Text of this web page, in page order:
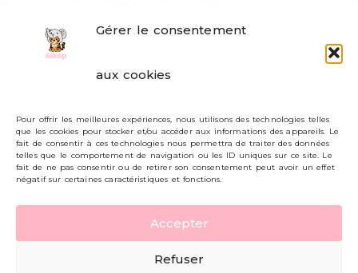
Gérer le consentement
aux cookies
Pour offrir les meilleures expériences, nous utilisons des technologies telles
que les cookies pour stocker et/ou accéder aux informations des appareils. Le
fait de consentir à ces technologies nous permettra de traiter des données
telles que le comportement de navigation ou les ID uniques sur ce site. Le
fait de ne pas consentir ou de retirer son consentement peut avoir un effet
négatif sur certaines caractéristiques et fonctions.
Accepter
Refuser
Livraisons et retours
Mon compte
Carte cadeau
Politique de confidentialité
Mentions légales - CGV